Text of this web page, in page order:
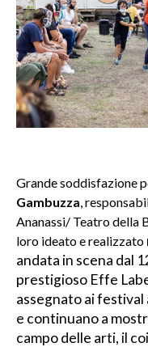
Grande soddisfazione
Gambuzza,
Ananassi/ Teatro della
loro ideato e realizzato
andata in scena dal
prestigioso Effe
assegnato ai
e continuano a
campo delle arti, il